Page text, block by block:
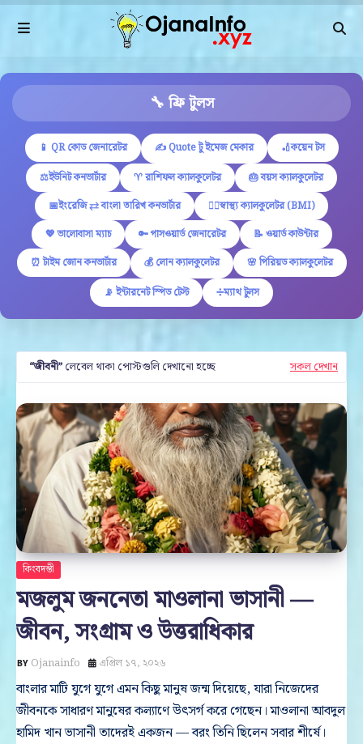
🔧 ফ্রি টুলস
📱 QR কোড জেনারেটর ✍ Quote টু ইমেজ মেকার
🏏কয়েন টস
⚖️ইউনিট কনভার্টার
♈ রাশিফল ক্যালকুলেটর
🎂 বয়স ক্যালকুলেটর
📅ইংরেজি ⇄ বাংলা তারিখ কনভার্টার
🏋️‍♂️স্বাস্থ্য ক্যালকুলেটর (BMI)
💖 ভালোবাসা ম্যাচ
🔑 পাসওয়ার্ড জেনারেটর
📝 ওয়ার্ড কাউন্টার
⏰ টাইম জোন কনভার্টার
💰 লোন ক্যালকুলেটর
🌸 পিরিয়ড ক্যালকুলেটর
📡 ইন্টারনেট স্পিড টেস্ট
➗ম্যাথ টুলস
জীবনী লেবেল থাকা পোস্টগুলি দেখানো হচ্ছে সকল দেখান
কিংবদন্তী
মজলুম জননেতা মাওলানা ভাসানী —
জীবন, সংগ্রাম ও উত্তরাধিকার
Ojanainfo এপ্রিল ১৭, ২০২৬
বাংলার মাটি যুগে যুগে এমন কিছু মানুষ জন্ম দিয়েছে, যারা নিজেদের
জীবনকে সাধারণ মানুষের কল্যাণে উৎসর্গ করে গেছেন। মাওলানা আবদুল
হামিদ খান ভাসানী তাদেরই একজন — বরং তিনি ছিলেন সবার শীর্ষে।